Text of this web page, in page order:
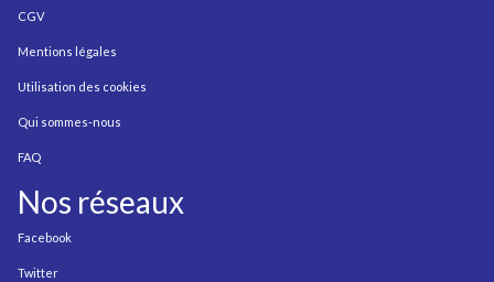
CGV
Mentions légales
Utilisation des cookies
Qui sommes-nous
FAQ
Nos réseaux
Facebook
Twitter